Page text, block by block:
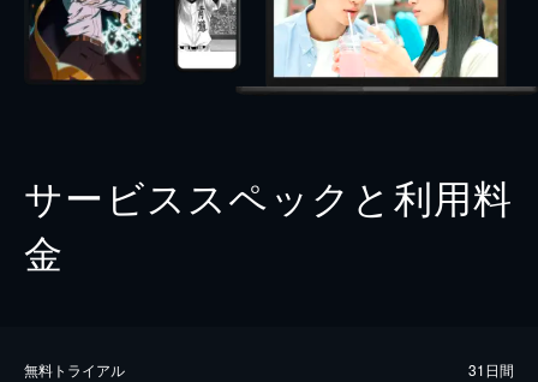
サービススペックと利用料
金
無料トライアル 31日間